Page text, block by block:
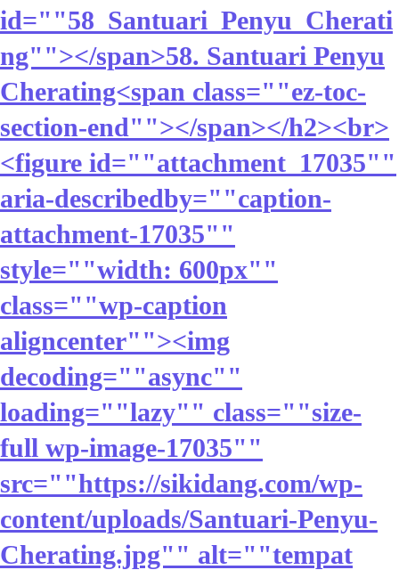
id=""58_Santuari_Penyu_Cherati
ng""></span>58. Santuari Penyu
Cherating<span class=""ez-toc-
section-end""></span></h2><br>
<figure id=""attachment_17035""
aria-describedby=""caption-
attachment-17035""
style=""width: 600px""
class=""wp-caption
aligncenter""><img
decoding=""async""
loading=""lazy"" class=""size-
full wp-image-17035""
src=""https://sikidang.com/wp-
content/uploads/Santuari-Penyu-
Cherating.jpg"" alt=""tempat